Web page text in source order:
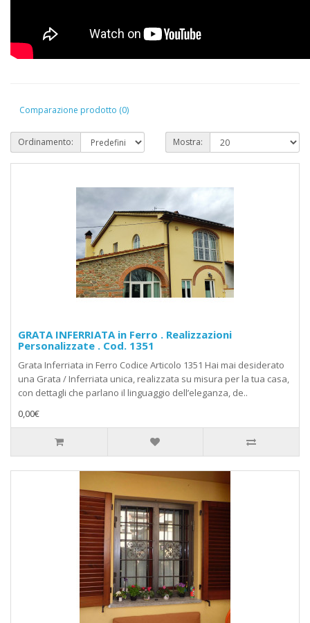
Comparazione prodotto (0)
Ordinamento: Mostra:
GRATA INFERRIATA in Ferro . Realizzazioni
Personalizzate . Cod. 1351
Grata Inferriata in Ferro Codice Articolo 1351 Hai mai desiderato
una Grata / Inferriata unica, realizzata su misura per la tua casa,
con dettagli che parlano il linguaggio dell’eleganza, de..
0,00€